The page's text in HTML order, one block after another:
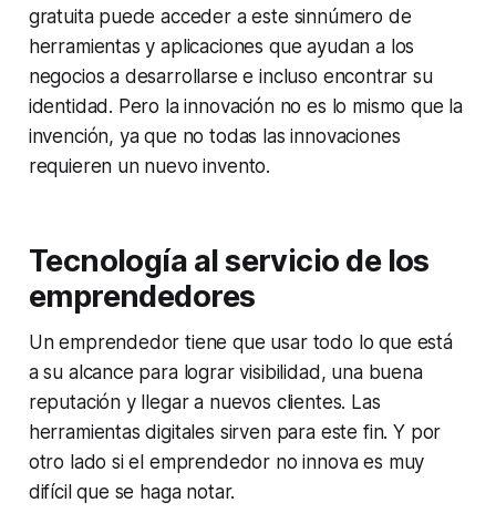
gratuita puede acceder a este sinnúmero de
herramientas y aplicaciones que ayudan a los
negocios a desarrollarse e incluso encontrar su
identidad. Pero la innovación no es lo mismo que la
invención, ya que no todas las innovaciones
requieren un nuevo invento.
Tecnología al servicio de los
emprendedores
Un emprendedor tiene que usar todo lo que está
a su alcance para lograr visibilidad, una buena
reputación y llegar a nuevos clientes. Las
herramientas digitales sirven para este fin. Y por
otro lado si el emprendedor no innova es muy
difícil que se haga notar.